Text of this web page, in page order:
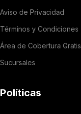
Aviso de Privacidad
Términos y Condiciones
Área de Cobertura Gratis
Sucursales
Políticas